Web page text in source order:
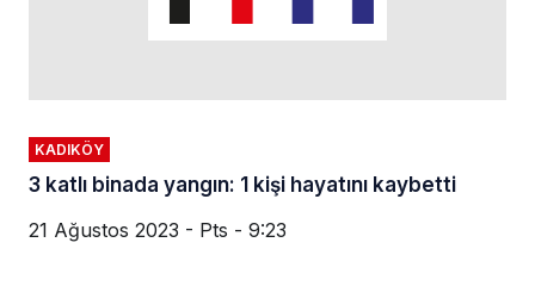
KADIKÖY
3 katlı binada yangın: 1 kişi hayatını kaybetti
21 Ağustos 2023 - Pts - 9:23